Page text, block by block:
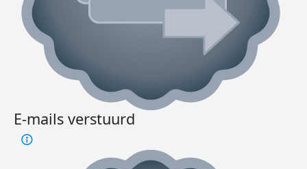
E-mails verstuurd